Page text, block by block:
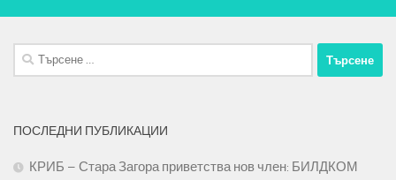
Търсене
за:
ПОСЛЕДНИ ПУБЛИКАЦИИ
КРИБ – Стара Загора приветства нов член: БИЛДКОМ